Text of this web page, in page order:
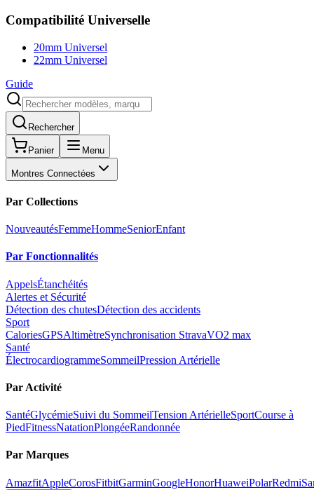
Compatibilité Universelle
20mm Universel
22mm Universel
Guide
Rechercher
Panier Menu
Montres Connectées
Par Collections
NouveautésFemmeHommeSeniorEnfant
Par Fonctionnalités
AppelsÉtanchéités
Alertes et Sécurité
Détection des chutesDétection des accidents
Sport
CaloriesGPSAltimètreSynchronisation StravaVO2 max
Santé
ÉlectrocardiogrammeSommeilPression Artérielle
Par Activité
SantéGlycémieSuivi du SommeilTension ArtérielleSportCourse à
PiedFitnessNatationPlongéeRandonnée
Par Marques
AmazfitAppleCorosFitbitGarminGoogleHonorHuaweiPolarRedmi